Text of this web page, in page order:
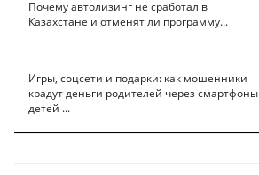
Почему автолизинг не сработал в
Казахстане и отменят ли программу...
Игры, соцсети и подарки: как мошенники
крадут деньги родителей через смартфоны
детей ...